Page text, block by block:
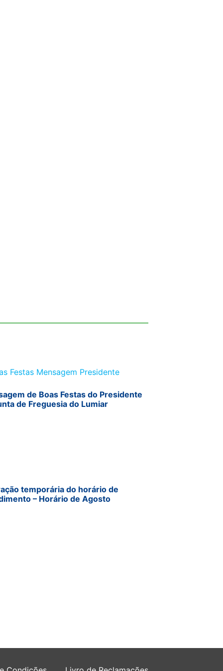
de Boas Festas do Presidente
de Freguesia do Lumiar
temporária do horário de
– Horário de Agosto